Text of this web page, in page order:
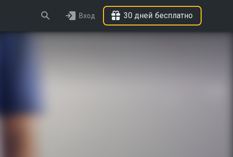
Вход 30 дней бесплатно